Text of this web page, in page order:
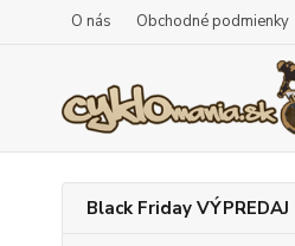
O nás Obchodné podmienky
Black Friday VÝPREDAJ